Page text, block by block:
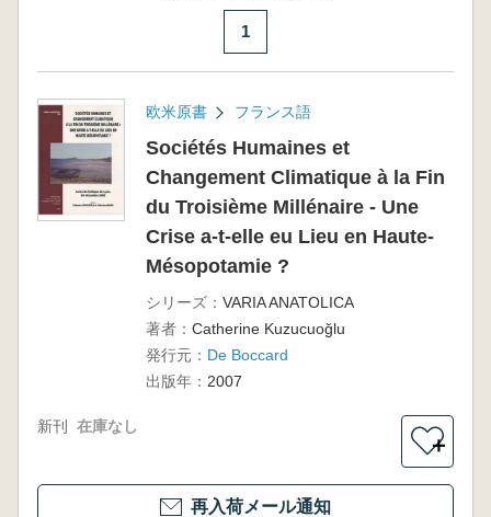
1
欧米原書 フランス語
Sociétés Humaines et
Changement Climatique à la Fin
du Troisième Millénaire - Une
Crise a-t-elle eu Lieu en Haute-
Mésopotamie ?
シリーズ： VARIA ANATOLICA
著者： Catherine Kuzucuoğlu
発行元： De Boccard
出版年： 2007
新刊 在庫なし
＋
再入荷メール通知